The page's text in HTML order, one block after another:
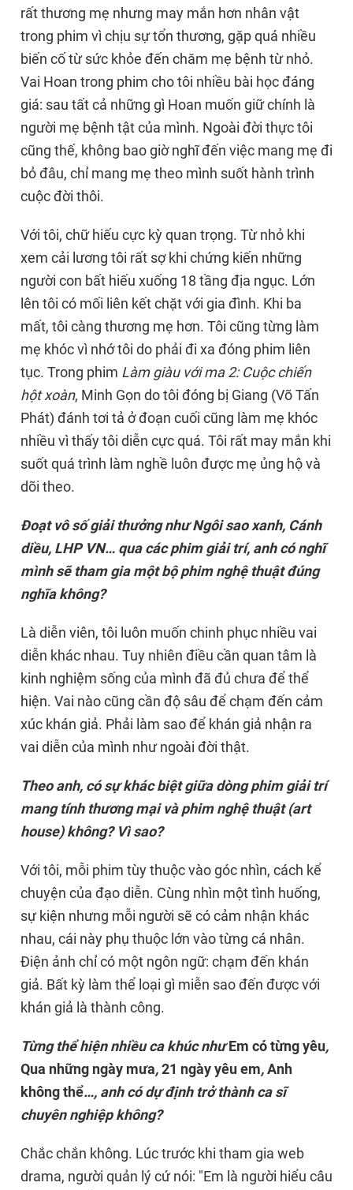
rất thương mẹ nhưng may mắn hơn nhân vật
trong phim vì chịu sự tổn thương, gặp quá nhiều
biến cố từ sức khỏe đến chăm mẹ bệnh từ nhỏ.
Vai Hoan trong phim cho tôi nhiều bài học đáng
giá: sau tất cả những gì Hoan muốn giữ chính là
người mẹ bệnh tật của mình. Ngoài đời thực tôi
cũng thế, không bao giờ nghĩ đến việc mang mẹ đi
bỏ đâu, chỉ mang mẹ theo mình suốt hành trình
cuộc đời thôi.
Với tôi, chữ hiếu cực kỳ quan trọng. Từ nhỏ khi
xem cải lương tôi rất sợ khi chứng kiến những
người con bất hiếu xuống 18 tầng địa ngục. Lớn
lên tôi có mối liên kết chặt với gia đình. Khi ba
mất, tôi càng thương mẹ hơn. Tôi cũng từng làm
mẹ khóc vì nhớ tôi do phải đi xa đóng phim liên
tục. Trong phim Làm giàu với ma 2: Cuộc chiến
hột xoàn, Minh Gọn do tôi đóng bị Giang (Võ Tấn
Phát) đánh tơi tả ở đoạn cuối cũng làm mẹ khóc
nhiều vì thấy tôi diễn cực quá. Tôi rất may mắn khi
suốt quá trình làm nghề luôn được mẹ ủng hộ và
dõi theo.
Đoạt vô số giải thưởng như Ngôi sao xanh, Cánh
diều, LHP VN… qua các phim giải trí, anh có nghĩ
mình sẽ tham gia một bộ phim nghệ thuật đúng
nghĩa không?
Là diễn viên, tôi luôn muốn chinh phục nhiều vai
diễn khác nhau. Tuy nhiên điều cần quan tâm là
kinh nghiệm sống của mình đã đủ chưa để thể
hiện. Vai nào cũng cần độ sâu để chạm đến cảm
xúc khán giả. Phải làm sao để khán giả nhận ra
vai diễn của mình như ngoài đời thật.
Theo anh, có sự khác biệt giữa dòng phim giải trí
mang tính thương mại và phim nghệ thuật (art
house) không? Vì sao?
Với tôi, mỗi phim tùy thuộc vào góc nhìn, cách kể
chuyện của đạo diễn. Cùng nhìn một tình huống,
sự kiện nhưng mỗi người sẽ có cảm nhận khác
nhau, cái này phụ thuộc lớn vào từng cá nhân.
Điện ảnh chỉ có một ngôn ngữ: chạm đến khán
giả. Bất kỳ làm thể loại gì miễn sao đến được với
khán giả là thành công.
Từng thể hiện nhiều ca khúc nhưEm có từng yêu,
Qua những ngày mưa,21 ngày yêu em,Anh
không thể…, anh có dự định trở thành ca sĩ
chuyên nghiệp không?
Chắc chắn không. Lúc trước khi tham gia web
drama, người quản lý cứ nói: "Em là người hiểu câu